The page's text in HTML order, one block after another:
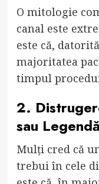
O mitologie
canal este
este că,
majoritatea
timpul
2.
sau
Mulți cred că
trebui în cele